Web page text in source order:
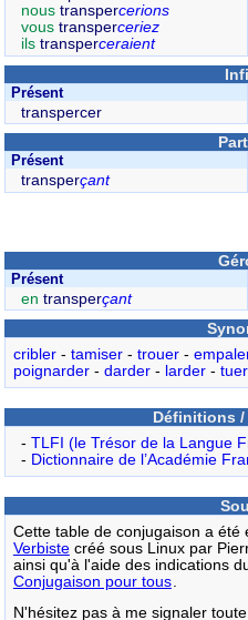
nous transpercerions
vous transperceriez
ils transperceraient
Présent
transpercer
Présent
transperçant
Présent
en transperçant
cribler- tamiser- trouer-
poignarder- darder- larder- tuer
Définitions
- TLFI (le Trésor de la Langue
- Dictionnaire de l’Académie
Cette table de conjugaison a été
Verbistecréé sous Linux par
ainsi qu'à l'aide des indications
Conjugaison pour tous
N'hésitez pas à me signaler